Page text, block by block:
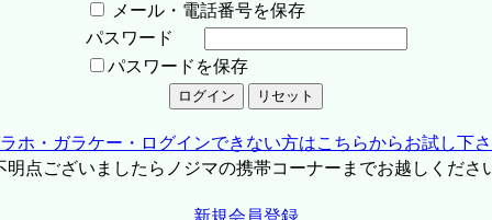
メール・電話番号を保存
パスワード
パスワードを保存
ホ・ガラケー・ログインできない方はこちらからお試し下
点ございましたらノジマの携帯コーナーまでお越しくださ
新規会員登録